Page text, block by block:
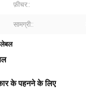
फ़ीचर::
सामग्री::
लेबल
के पहनने के लिए